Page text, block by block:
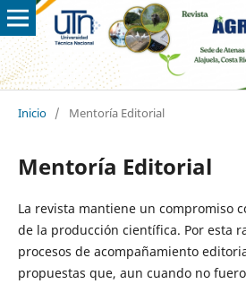
Inicio / Mentoría Editorial
Mentoría Editorial
La revista mantiene un compromiso
de la producción científica. Por esta
procesos de acompañamiento
propuestas que, aun cuando no